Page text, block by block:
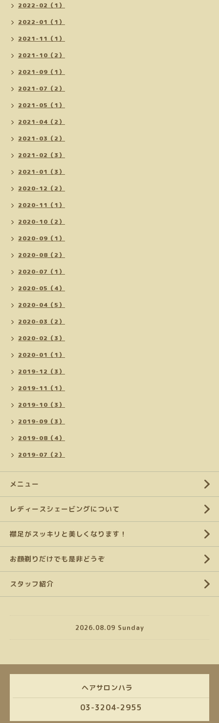
2022-02（1）
2022-01（1）
2021-11（1）
2021-10（2）
2021-09（1）
2021-07（2）
2021-05（1）
2021-04（2）
2021-03（2）
2021-02（3）
2021-01（3）
2020-12（2）
2020-11（1）
2020-10（2）
2020-09（1）
2020-08（2）
2020-07（1）
2020-05（4）
2020-04（5）
2020-03（2）
2020-02（3）
2020-01（1）
2019-12（3）
2019-11（1）
2019-10（3）
2019-09（3）
2019-08（4）
2019-07（2）
メニュー
レディースシェービングについて
襟足がスッキリと美しくなります！
お顔剃りだけでも是非どうぞ
スタッフ紹介
2026.08.09 Sunday
ヘアサロンハラ
03-3204-2955